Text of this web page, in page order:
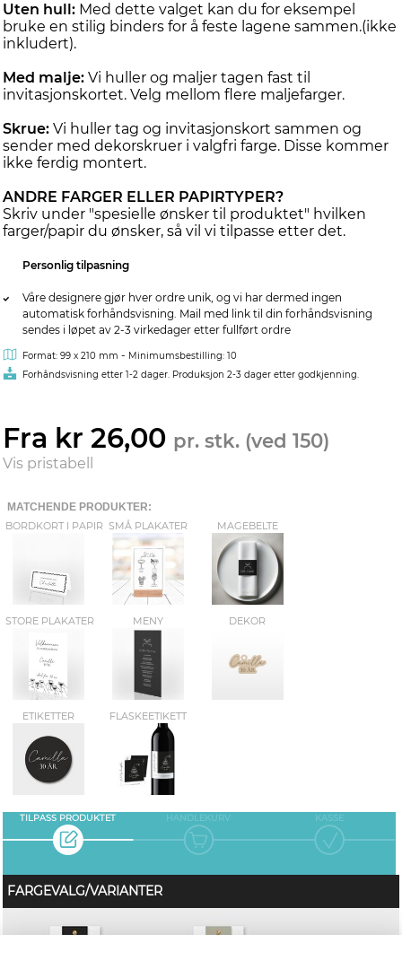
Uten hull: Med dette valget kan du for eksempel
bruke en stilig binders for å feste lagene sammen.(ikke
inkludert).
Med malje: Vi huller og maljer tagen fast til
invitasjonskortet. Velg mellom flere maljefarger.
Skrue: Vi huller tag og invitasjonskort sammen og
sender med dekorskruer i valgfri farge. Disse kommer
ikke ferdig montert.
ANDRE FARGER ELLER PAPIRTYPER?
Skriv under "spesielle ønsker til produktet" hvilken
farger/papir du ønsker, så vil vi tilpasse etter det.
Personlig tilpasning
Våre designere gjør hver ordre unik, og vi har dermed ingen
automatisk forhåndsvisning. Mail med link til din forhåndsvisning
sendes i løpet av 2-3 virkedager etter fullført ordre
Format: 99 x 210 mm - Minimumsbestilling: 10
Forhåndsvisning etter 1-2 dager. Produksjon 2-3 dager etter godkjenning.
Fra kr 26,00 pr. stk. (ved 150)
Vis pristabell
MATCHENDE PRODUKTER:
BORDKORT I PAPIR SMÅ PLAKATER MAGEBELTE
STORE PLAKATER MENY DEKOR
ETIKETTER FLASKEETIKETT
TILPASS PRODUKTET HANDLEKURV KASSE
FARGEVALG/VARIANTER